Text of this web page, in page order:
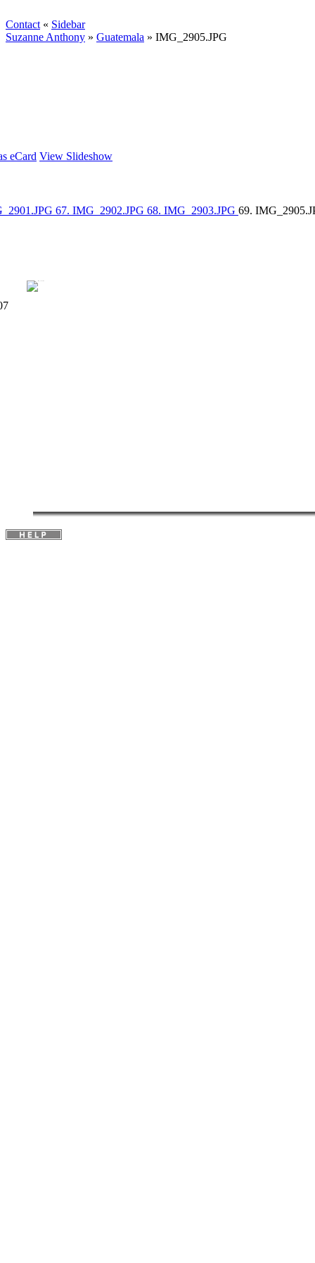
Contact « Sidebar
Suzanne Anthony » Guatemala » IMG_2905.JPG
eCard View Slideshow
67. IMG_2902.JPG 68. IMG_2903.JPG 69.